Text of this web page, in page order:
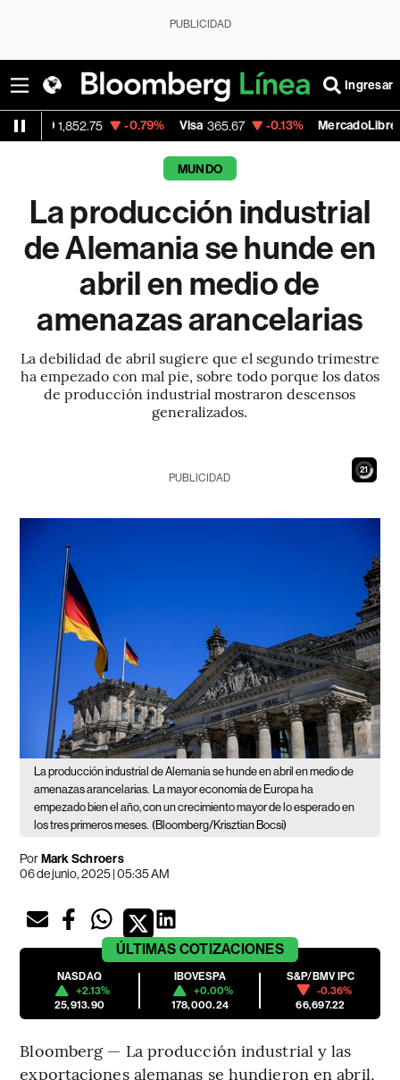
PUBLICIDAD
Ingresar
-0.79% Visa 365.67 -0.13% MercadoLibre 1,900.47
MUNDO
La producción industrial
de Alemania se hunde en
abril en medio de
amenazas arancelarias
La debilidad de abril sugiere que el segundo trimestre
ha empezado con mal pie, sobre todo porque los datos
de producción industrial mostraron descensos
generalizados.
19
PUBLICIDAD
La producción industrial de Alemania se hunde en abril en medio de
amenazas arancelarias.
La mayor economía de Europa ha
empezado bien el año, con un crecimiento mayor de lo esperado en
los tres primeros meses. (Bloomberg/Krisztian Bocsi)
PorMark Schroers
06 de junio, 2025 | 05:35 AM
ÚLTIMAS COTIZACIONES
NASDAQ
+2.13%
25,913.90
IBOVESPA
+0.00%
178,000.24
S&P/BMV IPC
-0.36%
66,697.22
Bloomberg — La producción industrial y las
exportaciones alemanas se hundieron en abril,